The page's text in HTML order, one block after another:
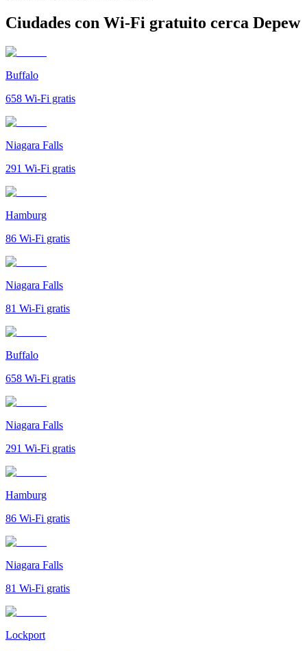
Ciudades con Wi-Fi gratuito cerca Depew
Buffalo
658 Wi-Fi gratis
Niagara Falls
291 Wi-Fi gratis
Hamburg
86 Wi-Fi gratis
Niagara Falls
81 Wi-Fi gratis
Buffalo
658 Wi-Fi gratis
Niagara Falls
291 Wi-Fi gratis
Hamburg
86 Wi-Fi gratis
Niagara Falls
81 Wi-Fi gratis
Lockport